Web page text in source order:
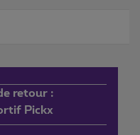
retour :
Pickx